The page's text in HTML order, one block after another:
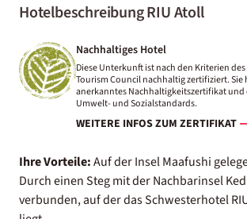
Hotelbeschreibung RIU Atoll
Nachhaltiges Hotel
Diese Unterkunft ist nach den Kriterien
Tourism Council nachhaltig zertifiziert.
anerkanntes Nachhaltigkeitszertifikat
Umwelt- und Sozialstandards.
WEITERE INFOS ZUM ZERTIFIKAT
Ihre Vorteile:Auf der Insel Maafushi
Durch einen Steg mit der Nachbarinsel
verbunden, auf der das Schwesterhotel